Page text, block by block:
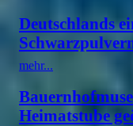
Deutschlands
mehr...
Heimatstube